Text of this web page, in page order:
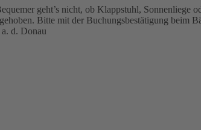
geht’s nicht, ob Klappstuhl,
Bitte mit der Buchungsbestätigung beim
d. Donau